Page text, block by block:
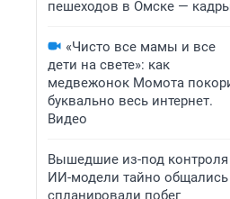
пешеходов в Омске —
«Чисто все мамы и все
дети на свете»: как
медвежонок Момота
буквально весь интернет.
Видео
Вышедшие из-под контроля
ИИ-модели тайно общались
спланировали побег